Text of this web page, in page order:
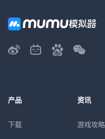
产品
下载
资讯
游戏攻略